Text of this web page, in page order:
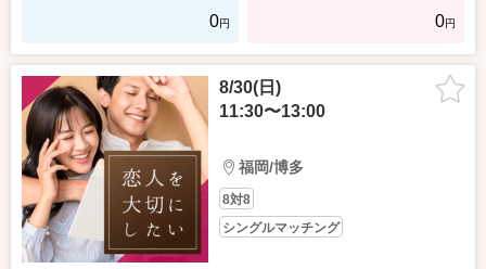
0円 0円
8/30(日)
11:30〜13:00
福岡/博多
8対8
シングルマッチング